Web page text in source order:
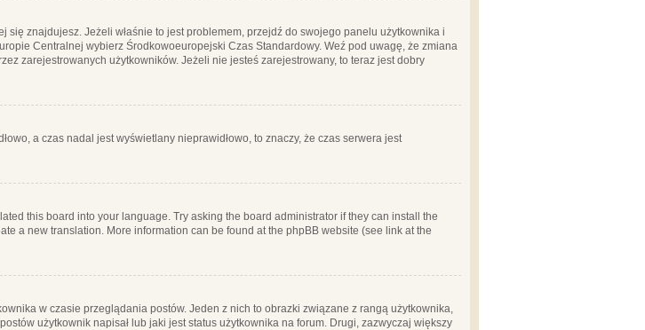
znajdujesz. Jeżeli właśnie to jest problemem, przejdź do swojego panelu użytkownika i
Centralnej wybierz Środkowoeuropejski Czas Standardowy. Weź pod uwagę, że zmiana
zarejestrowanych użytkowników. Jeżeli nie jesteś zarejestrowany, to teraz jest dobry
a czas nadal jest wyświetlany nieprawidłowo, to znaczy, że czas serwera jest
this board into your language. Try asking the board administrator if they can install the
a new translation. More information can be found at the phpBB website (see link at the
w czasie przeglądania postów. Jeden z nich to obrazki związane z rangą użytkownika,
użytkownik napisał lub jaki jest status użytkownika na forum. Drugi, zazwyczaj większy